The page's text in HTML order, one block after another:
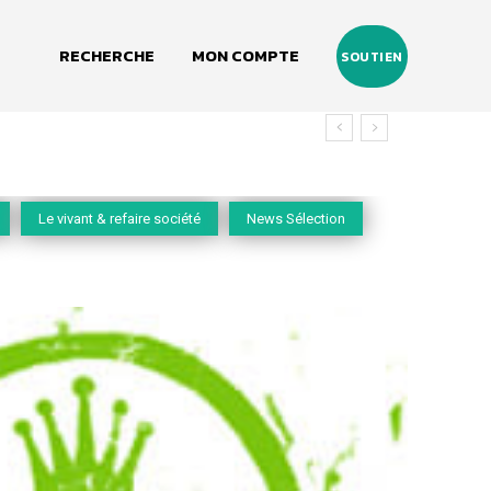
RECHERCHE MON COMPTE SOUTIEN
Le vivant & refaire société News Sélection